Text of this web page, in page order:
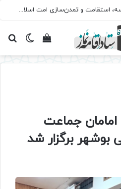
سروده‌ «اربعین»؛ روایت حماسه، استقامت و تمدن‌سازی امت اسلامی
تغییرمشاهده
امامان جماعت
بوشهر برگزار شد